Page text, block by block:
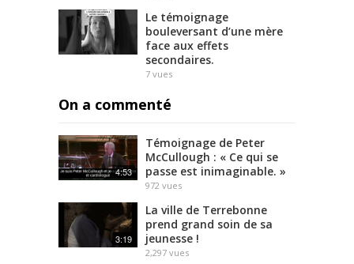
Le témoignage
bouleversant d’une mère
face aux effets
secondaires.
7 vues
On a commenté
4:53
Témoignage de Peter
McCullough : « Ce qui se
passe est inimaginable. »
972 vues
3:19
La ville de Terrebonne
prend grand soin de sa
jeunesse !
2,297 vues